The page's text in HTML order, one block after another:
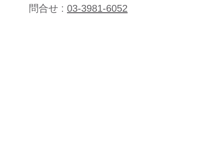
問合せ : 03-3981-6052